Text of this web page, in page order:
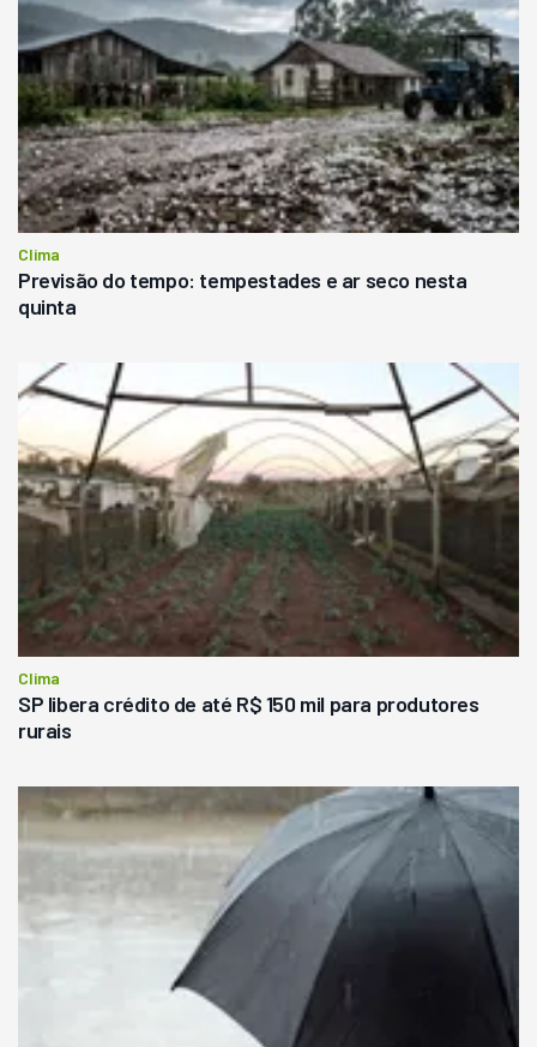
Clima
Previsão do tempo: tempestades e ar seco nesta
quinta
Clima
SP libera crédito de até R$ 150 mil para produtores
rurais